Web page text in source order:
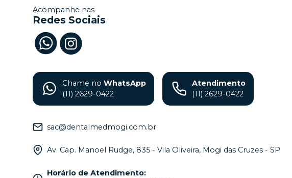
Acompanhe nas
Redes Sociais
Chame no WhatsApp
(11) 2629-0422
Atendimento
(11) 2629-0422
sac@dentalmedmogi.com.br
Av. Cap. Manoel Rudge, 835 - Vila Oliveira, Mogi das Cruzes - SP
Horário de Atendimento: